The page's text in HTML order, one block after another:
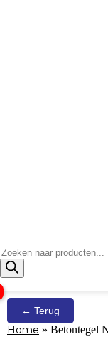
Producten
zoeken
← Terug
Home » Betontegel